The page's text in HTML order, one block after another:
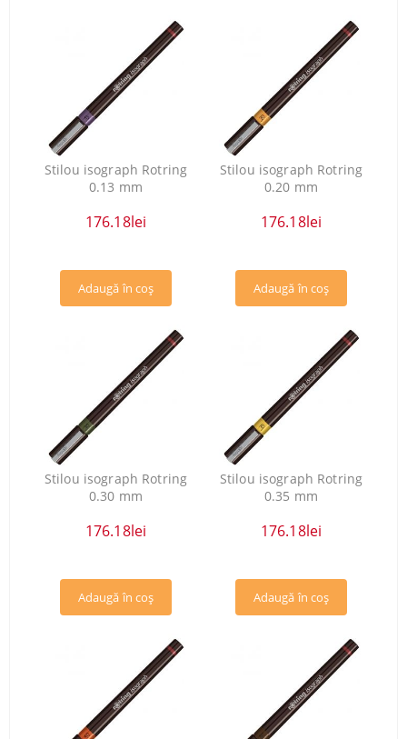
Stilou isograph Rotring
0.13 mm
176.18lei
Stilou isograph Rotring
0.20 mm
176.18lei
Stilou isograph Rotring
0.30 mm
176.18lei
Stilou isograph Rotring
0.35 mm
176.18lei